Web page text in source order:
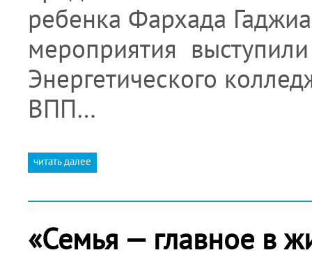
ребенка Фархада
мероприятия
Энергетического
ВПП…
читать далее
«Семья — главное в